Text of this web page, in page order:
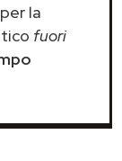
per la
fuori